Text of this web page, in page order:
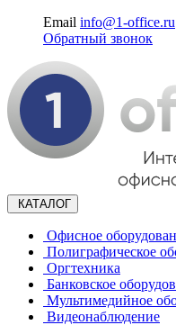
Email info@1-office.ru
Обратный звонок
КАТАЛОГ
Офисное
Полиграфическое
Оргтехника
Банковское
Мультимедийное
Видеонаблюдение